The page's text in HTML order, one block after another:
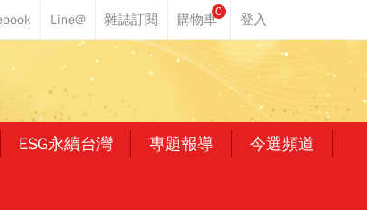
0
ESG永續台灣 專題報導 今選頻道